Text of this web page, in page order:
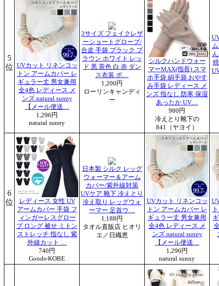
5
位 UVカット リネンコッ
トン アームカバー レ
ギュラー丈 男女兼用
全4色 レディース メ
ンズ natural sunny
【メール便送…
1,296円
natural sunny
3サイズ フェイクレザ
ーショートグローブ/
合皮 手袋 ブラック ブ
ラウン ホワイト レッ
ド 黒 茶色 白 赤 ダン
ス衣装 ポ…
1,200円
ローリンキャンディ
ー
シルクハンドウォー
マーMAX(指長) スマ
ホ手袋 絹手袋 おやす
み手袋 レディース メ
ンズ 指なし 防寒 保湿
あったか UV…
980円
冷えとり靴下の
841（ヤヨイ）
6
位
レディース 女性 UV
アームカバー 手袋 フ
ィンガーレスグロー
ブ ロング 被せ ミトン
ストレッチ 指なし 紫
外線カット …
740円
Goods-KOBE
日本製 シルク レッグ
ウォーマー＆アーム
カバー/紫外線対策
UVケア 靴下 冷えとり
冷え取り レッグウォ
ーマー 足首ウ…
1,188円
タオル直販店 ヒオリ
エ／日織恵
UVカット リネンコッ
トン アームカバー レ
ギュラー丈 男女兼用
全4色 レディース メ
ンズ natural sunny
【メール便送…
1,296円
natural sunny